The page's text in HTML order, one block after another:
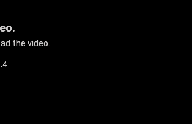
the video.